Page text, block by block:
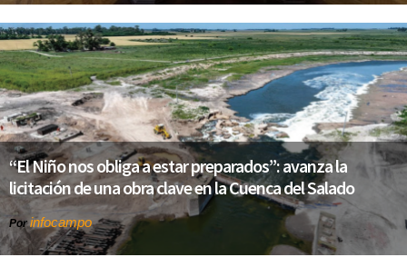
“El Niño nos obliga a estar preparados”: avanza la
licitación de una obra clave en la Cuenca del Salado
Porinfocampo